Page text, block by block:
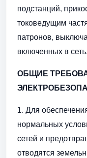
подстанций,
токоведущим
патронов,
включенных в сеть.
ОБЩИЕ
1. Для
нормальных
сетей и
отводятся